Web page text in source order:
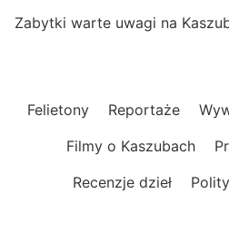
Zabytki warte uwagi na
Felietony Reportaże
Filmy o Kaszubach
Recenzje dzieł